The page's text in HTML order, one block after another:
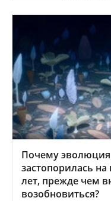
Почему эволюция
застопорилась
лет, прежде чем
возобновиться?